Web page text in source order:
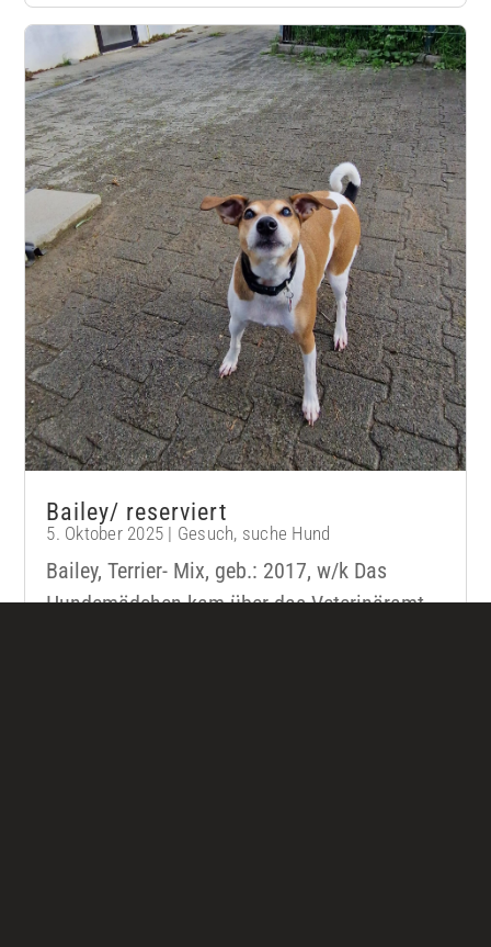
Bailey/ reserviert
5. Oktober 2025 | Gesuch, suche Hund
Bailey, Terrier- Mix, geb.: 2017, w/k Das
Hundemädchen kam über das Veterinäramt